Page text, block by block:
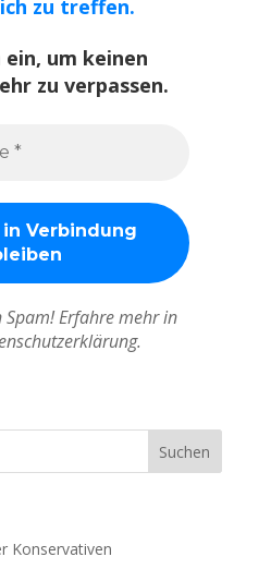
zu treffen.
ein, um keinen
zu verpassen.
Spam! Erfahre mehr in
Konservativen